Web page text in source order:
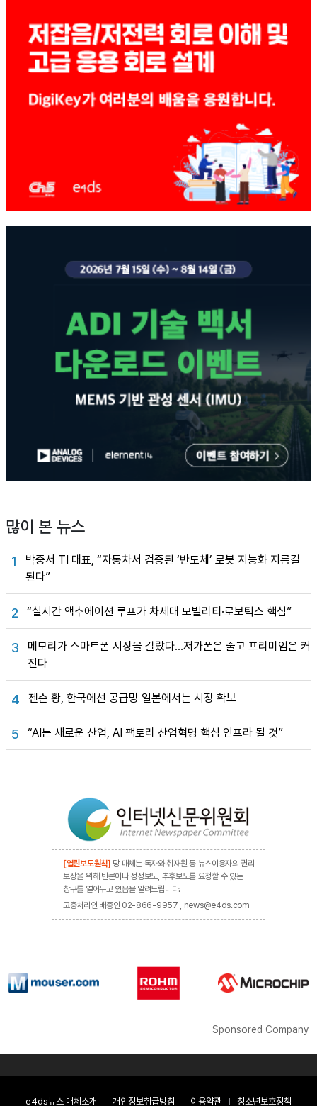
많이 본 뉴스
1
박중서 TI 대표, “자동차서 검증된 ‘반도체’ 로봇 지능화 지름길
된다”
2 “실시간 액추에이션 루프가 차세대 모빌리티·로보틱스 핵심”
3
메모리가 스마트폰 시장을 갈랐다…저가폰은 줄고 프리미엄은 커
진다
4 젠슨 황, 한국에선 공급망 일본에서는 시장 확보
5 “AI는 새로운 산업, AI 팩토리 산업혁명 핵심 인프라 될 것”
[열린보도원칙] 당 매체는 독자와 취재원 등 뉴스이용자의 권리
보장을 위해 반론이나 정정보도, 추후보도를 요청할 수 있는
창구를 열어두고 있음을 알려드립니다.
고충처리인 배종인 02-866-9957 , news@e4ds.com
Sponsored Company
e4ds뉴스 매체소개 개인정보취급방침 이용약관 청소년보호정책